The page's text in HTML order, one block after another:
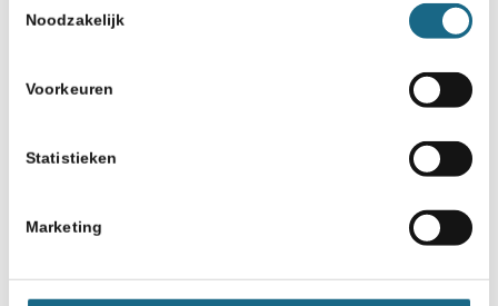
Noodzakelijk
Voorkeuren
Statistieken
Marketing
Schaak-Off Start met schaken
Deel dit stuk